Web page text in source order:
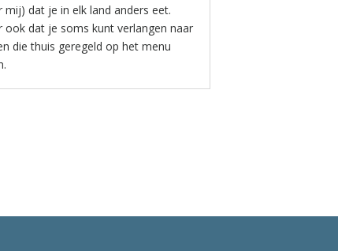
mij) dat je in elk land anders eet.
ook dat je soms kunt verlangen naar
die thuis geregeld op het menu